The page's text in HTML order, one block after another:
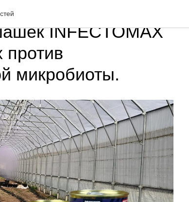
INFECTOMAX
микробиоты.